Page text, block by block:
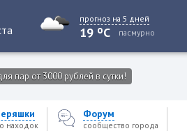
прогноз на 5 дней
19 oC пасмурно
пар от 3000 рублей в сутки!
находок
Форум
сообщество города